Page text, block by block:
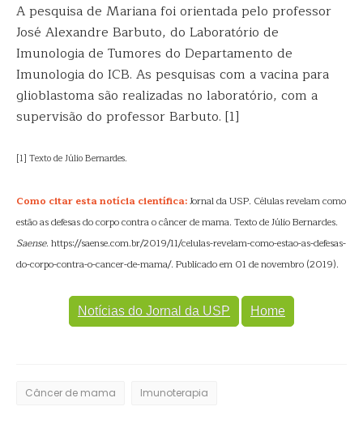
A pesquisa de Mariana foi orientada pelo professor
José Alexandre Barbuto, do Laboratório de
Imunologia de Tumores do Departamento de
Imunologia do ICB. As pesquisas com a vacina para
glioblastoma são realizadas no laboratório, com a
supervisão do professor Barbuto. [1]
[1] Texto de Júlio Bernardes.
Como citar esta notícia científica:Jornal da USP. Células revelam como
estão as defesas do corpo contra o câncer de mama. Texto de Júlio Bernardes.
Saense. https://saense.com.br/2019/11/celulas-revelam-como-estao-as-defesas-
do-corpo-contra-o-cancer-de-mama/. Publicado em 01 de novembro (2019).
Notícias do Jornal da USP Home
Câncer de mama Imunoterapia